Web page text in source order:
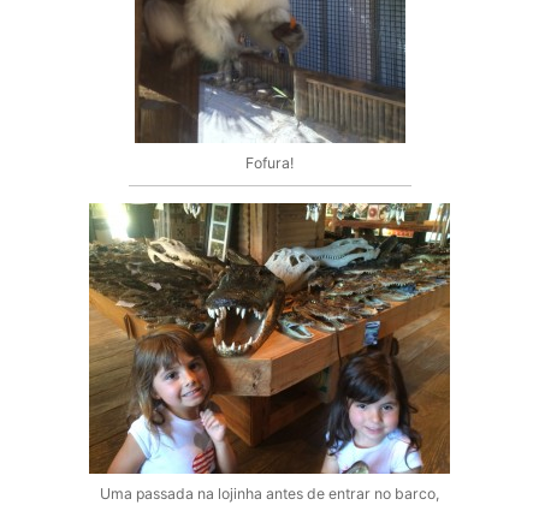
Fofura!
Uma passada na lojinha antes de entrar no barco,